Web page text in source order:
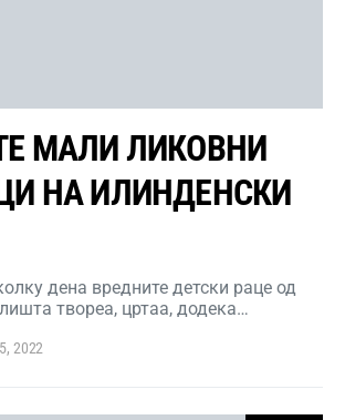
МАЛИ ЛИКОВНИ
НА ИЛИНДЕНСКИ
дена вредните детски раце од
твореа, цртаа, додека…
2022